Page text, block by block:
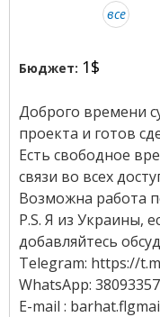
все
Бюджет: 1$
Доброго времени
проекта и готов
Есть свободное
связи во всех
Возможна работа
P.S. Я из Украины,
добавляйтесь
Telegram: https://
WhatsApp:
E-mail :